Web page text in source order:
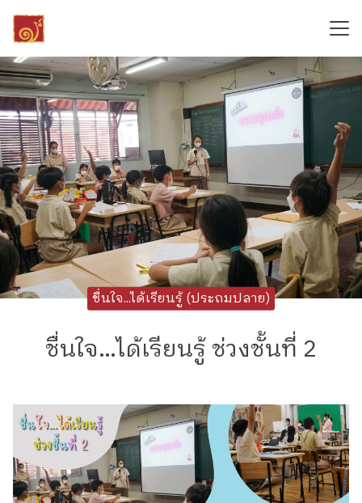
Skip
content
Search
for:
ชื่นใจ...ได้เรียนรู้ (ประถมปลาย)
ชื่นใจ…ได้เรียนรู้ ช่วงชั้นที่ 2